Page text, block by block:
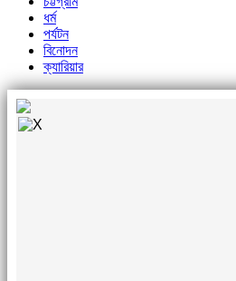
ধর্ম
পর্যটন
বিনোদন
ক্যারিয়ার